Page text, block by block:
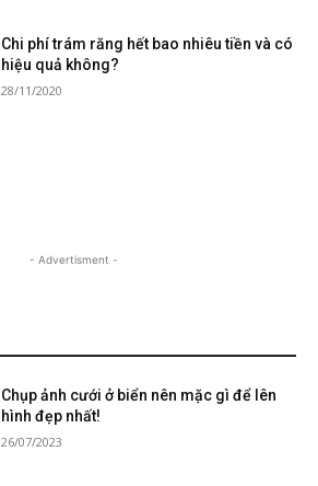
Chi phí trám răng hết bao nhiêu tiền và có
hiệu quả không?
28/11/2020
- Advertisment -
Chụp ảnh cưới ở biển nên mặc gì để lên
hình đẹp nhất!
26/07/2023